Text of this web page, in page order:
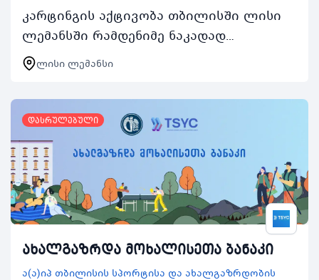
კარტინგის აქტივობა თბილისში ლისი
ლემანსში რამდენიმე ნაკადად
წარიმართება და ასობით ახალგაზრდას
მისცემს შესაძლებლობას დაკავდეს
არამხოლოდ კარტინგით არამე…
ლისი ლემანსი
დასრულებული
ახალგაზრდა მოხალისეთა ბანაკი
ა(ა)იპ თბილისის სპორტისა და ახალგაზრდობის